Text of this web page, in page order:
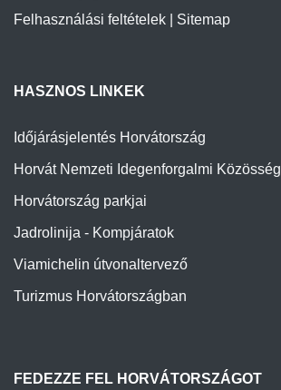
Felhasználási feltételek
Sitemap
HASZNOS LINKEK
Időjárásjelentés Horvátország
Horvát Nemzeti Idegenforgalmi Közösség
Horvátország parkjai
Jadrolinija - Kompjáratok
Viamichelin útvonaltervező
Turizmus Horvátországban
FEDEZZE FEL HORVÁTORSZÁGOT